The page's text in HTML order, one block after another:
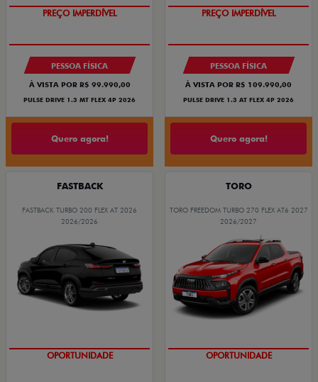
PREÇO IMPERDÍVEL
PESSOA FÍSICA
À VISTA POR R$ 99.990,00
PULSE DRIVE 1.3 MT FLEX 4P 2026
Quero agora!
PREÇO IMPERDÍVEL
PESSOA FÍSICA
À VISTA POR R$ 109.990,00
PULSE DRIVE 1.3 AT FLEX 4P 2026
Quero agora!
FASTBACK
FASTBACK TURBO 200 FLEX AT 2026
2026/2026
OPORTUNIDADE
TORO
TORO FREEDOM TURBO 270 FLEX AT6 2027
2026/2027
OPORTUNIDADE